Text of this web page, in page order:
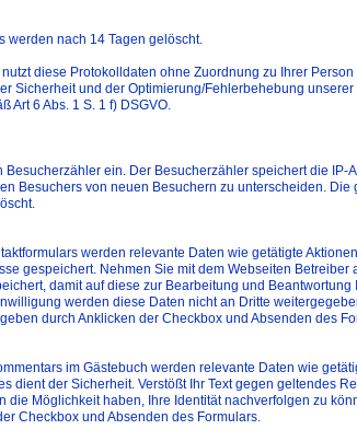
werden nach 14 Tagen gelöscht.
diese Protokolldaten ohne Zuordnung zu Ihrer
Sicherheit und der Optimierung/Fehlerbehebung
Art 6 Abs. 1 S. 1 f) DSGVO.
Besucherzähler ein. Der Besucherzähler speichert die IP-
Besuchers von neuen Besuchern zu unterscheiden. Die
werden relevante Daten wie getätigte
gespeichert. Nehmen Sie mit dem Webseiten Betreiber
damit auf diese zur Bearbeitung und Beantwortung
werden diese Daten nicht an Dritte
durch Anklicken der Checkbox und Absenden des
im Gästebuch werden relevante Daten wie
dient der Sicherheit. Verstößt Ihr Text gegen geltendes
die Möglichkeit haben, Ihre Identität nachverfolgen zu
Checkbox und Absenden des Formulars.